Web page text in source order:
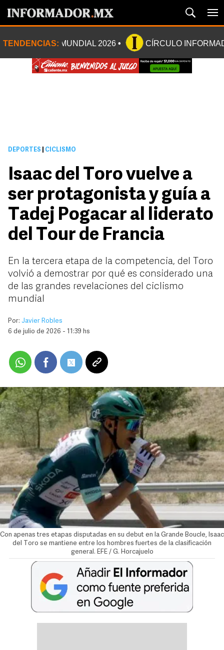
TENDENCIAS: MUNDIAL 2026 CÍRCULO
DEPORTES CICLISMO
Isaac del Toro vuelve a
ser protagonista y guía a
Tadej Pogacar al liderato
del Tour de Francia
En la tercera etapa de la competencia, del Toro
volvió a demostrar por qué es considerado una
de las grandes revelaciones del ciclismo
mundial
Por: Javier Robles
6 de julio de 2026 - 11:39 hs
Con apenas tres etapas disputadas en su debut en la Grande Boucle, Isaac
del Toro se mantiene entre los hombres fuertes de la clasificación
general. EFE / G. Horcajuelo